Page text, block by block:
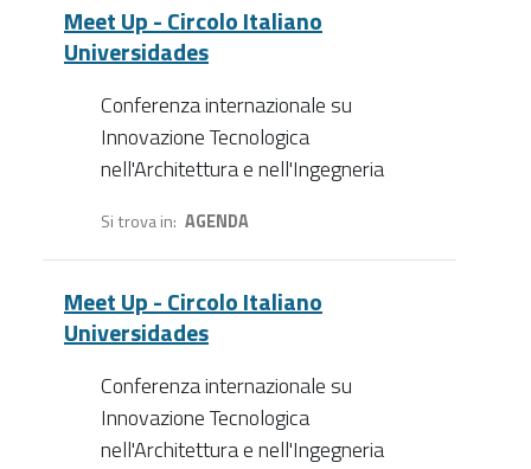
Meet Up - Circolo Italiano
Universidades
Conferenza internazionale su
Innovazione Tecnologica
nell'Architettura e nell'Ingegneria
Si trova in AGENDA
Meet Up - Circolo Italiano
Universidades
Conferenza internazionale su
Innovazione Tecnologica
nell'Architettura e nell'Ingegneria